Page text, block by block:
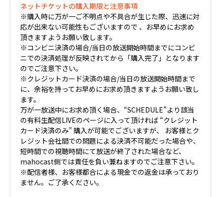
ネットチケットの購入期限と注意事項
※購入時に万が一ご不明点や不具合が生じた際、迅速に対
応が出来ない可能性もございますので 、お早めにお求め
頂きますようお願い致します。
※コンビニ決済の場合/当日の放送開始時間までにコンビ
ニでの決済処理が反映されてから「購入完了」となります
のでご注意下さい。
※クレジットカード決済の場合/当日の放送開始時間まで
に、余裕を持ってお早めにお求め頂きますようお願い致し
ます。
万が一放送中にお求め頂く場合、“SCHEDULE”より該当
の有料生配信LIVEのページに入って頂ければ “クレジット
カード決済のみ” 購入が可能でございますが、 お客様とク
レジット会社間での問題による決済不可能だった場合や、
短時間での視聴時間にて放送が終了された場合など、
mahocast側では責任を負い兼ねますのでご注意下さい。
※配信者様、お客様都合による現金での返金は承っており
ません。ご了承ください。